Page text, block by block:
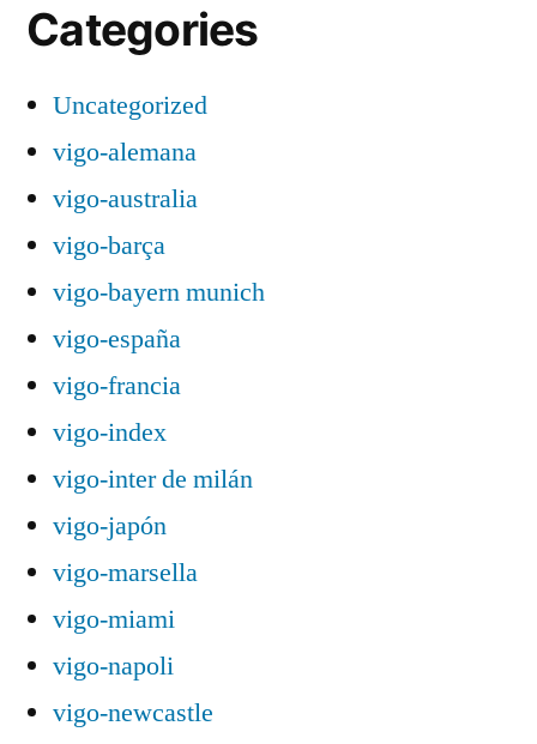
Categories
Uncategorized
vigo-alemana
vigo-australia
vigo-barça
vigo-bayern munich
vigo-españa
vigo-francia
vigo-index
vigo-inter de milán
vigo-japón
vigo-marsella
vigo-miami
vigo-napoli
vigo-newcastle